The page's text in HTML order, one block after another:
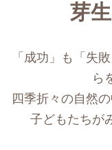
芽
「成功」も「失
ら
四季折々の自然
子どもたちが